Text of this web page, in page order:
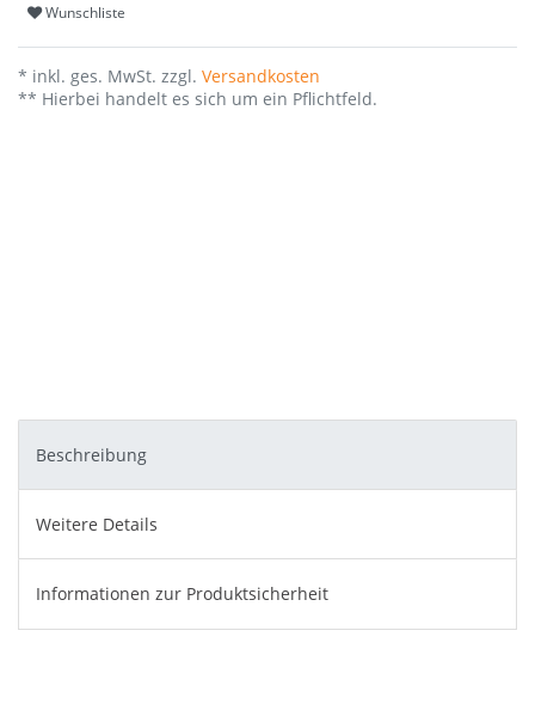
Wunschliste
* inkl. ges. MwSt. zzgl. Versandkosten
** Hierbei handelt es sich um ein Pflichtfeld.
Beschreibung
Weitere Details
Informationen zur Produktsicherheit